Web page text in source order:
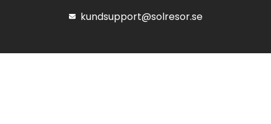
kundsupport@solresor.se